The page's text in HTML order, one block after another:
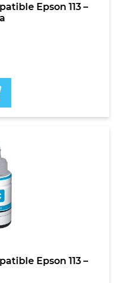
Epson 113 –
Epson 113 –